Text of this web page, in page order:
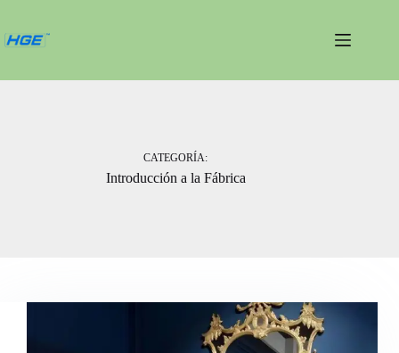
contenido
CATEGORÍA:
Introducción a la Fábrica